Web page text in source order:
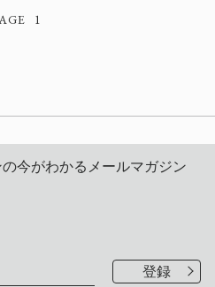
1
の今がわかるメールマガジン